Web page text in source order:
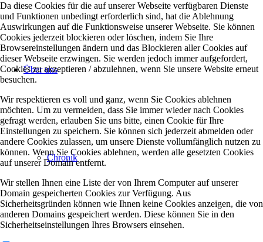
Über uns
Chronik
Da diese Cookies für die auf unserer Webseite verfügbaren Dienste
und Funktionen unbedingt erforderlich sind, hat die Ablehnung
Auswirkungen auf die Funktionsweise unserer Webseite. Sie können
Cookies jederzeit blockieren oder löschen, indem Sie Ihre
Browsereinstellungen ändern und das Blockieren aller Cookies auf
dieser Webseite erzwingen. Sie werden jedoch immer aufgefordert,
Cookies zu akzeptieren / abzulehnen, wenn Sie unsere Website erneut
besuchen.
Wir respektieren es voll und ganz, wenn Sie Cookies ablehnen
möchten. Um zu vermeiden, dass Sie immer wieder nach Cookies
gefragt werden, erlauben Sie uns bitte, einen Cookie für Ihre
Einstellungen zu speichern. Sie können sich jederzeit abmelden oder
andere Cookies zulassen, um unsere Dienste vollumfänglich nutzen zu
können. Wenn Sie Cookies ablehnen, werden alle gesetzten Cookies
auf unserer Domain entfernt.
Wir stellen Ihnen eine Liste der von Ihrem Computer auf unserer
Domain gespeicherten Cookies zur Verfügung. Aus
Sicherheitsgründen können wie Ihnen keine Cookies anzeigen, die von
anderen Domains gespeichert werden. Diese können Sie in den
Sicherheitseinstellungen Ihres Browsers einsehen.